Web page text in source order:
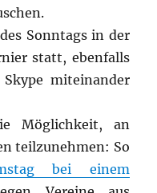
Sonntags in der
statt, ebenfalls
miteinander
Möglichkeit, an
teilzunehmen: So
bei einem